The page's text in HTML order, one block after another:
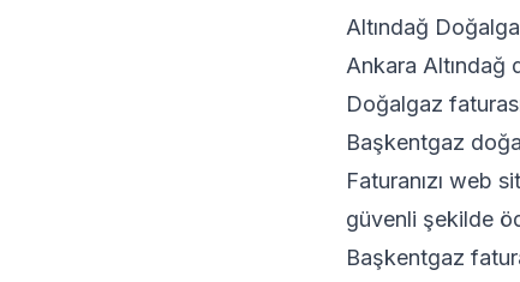
Altındağ
Ankara Altındağ
Doğalgaz
Başkentgaz
Faturanızı web
güvenli şekilde
Başkentgaz